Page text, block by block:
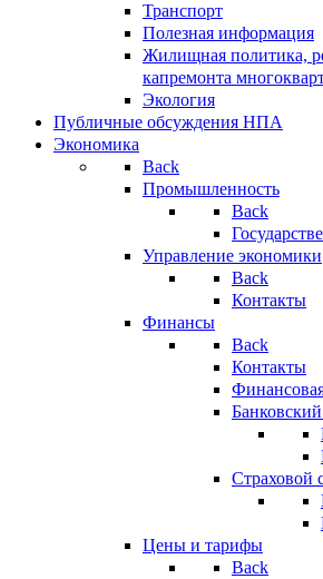
Транспорт
Полезная информация
Жилищная политика,
капремонта
Экология
Публичные обсуждения НПА
Экономика
Back
Промышленность
Back
Управление экономики
Back
Контакты
Финансы
Back
Контакты
Страховой
Цены и тарифы
Back